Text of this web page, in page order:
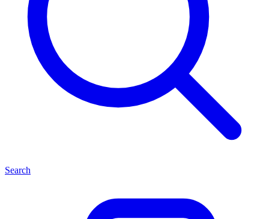
Search